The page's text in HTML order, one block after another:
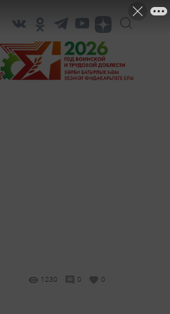
ТЕЛЕВИДЕНИЕ
1230 0 0